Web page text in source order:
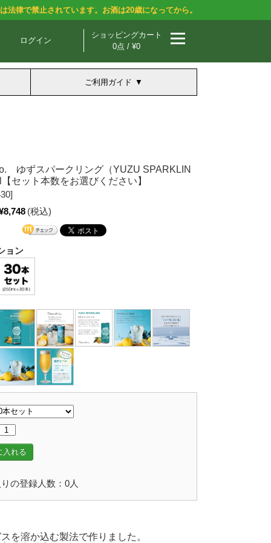
法律で禁止されています。お酒は20歳になってから。
ログイン
ショッピングカート
0点 / ¥0
ご利用ガイド
ゆずスパークリング（YUZU SPARKLIN
セット本数をお選びください】
(税込)
ョン
入れる
の登録人数：0人
を溶か込む製法で作りました。